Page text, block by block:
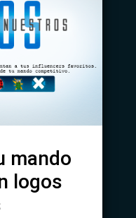
mando
logos